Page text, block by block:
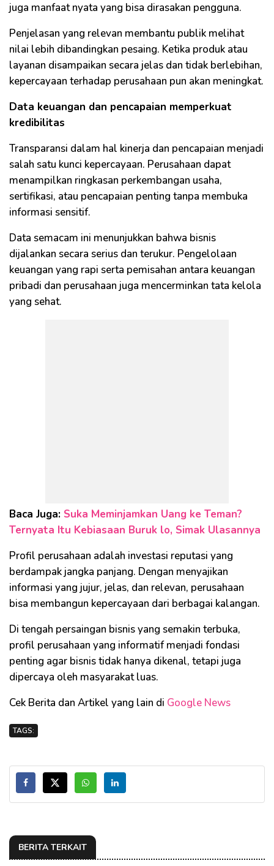
juga manfaat nyata yang bisa dirasakan pengguna.
Penjelasan yang relevan membantu publik melihat
nilai lebih dibandingkan pesaing. Ketika produk atau
layanan disampaikan secara jelas dan tidak berlebihan,
kepercayaan terhadap perusahaan pun akan meningkat.
Data keuangan dan pencapaian memperkuat
kredibilitas
Transparansi dalam hal kinerja dan pencapaian menjadi
salah satu kunci kepercayaan. Perusahaan dapat
menampilkan ringkasan perkembangan usaha,
sertifikasi, atau pencapaian penting tanpa membuka
informasi sensitif.
Data semacam ini menunjukkan bahwa bisnis
dijalankan secara serius dan terukur. Pengelolaan
keuangan yang rapi serta pemisahan antara keuangan
pribadi dan perusahaan juga mencerminkan tata kelola
yang sehat.
Baca Juga: Suka Meminjamkan Uang ke Teman?
Ternyata Itu Kebiasaan Buruk lo, Simak Ulasannya
Profil perusahaan adalah investasi reputasi yang
berdampak jangka panjang. Dengan menyajikan
informasi yang jujur, jelas, dan relevan, perusahaan
bisa membangun kepercayaan dari berbagai kalangan.
Di tengah persaingan bisnis yang semakin terbuka,
profil perusahaan yang informatif menjadi fondasi
penting agar bisnis tidak hanya dikenal, tetapi juga
dipercaya oleh masyarakat luas.
Cek Berita dan Artikel yang lain di Google News
TAGS:
BERITA TERKAIT